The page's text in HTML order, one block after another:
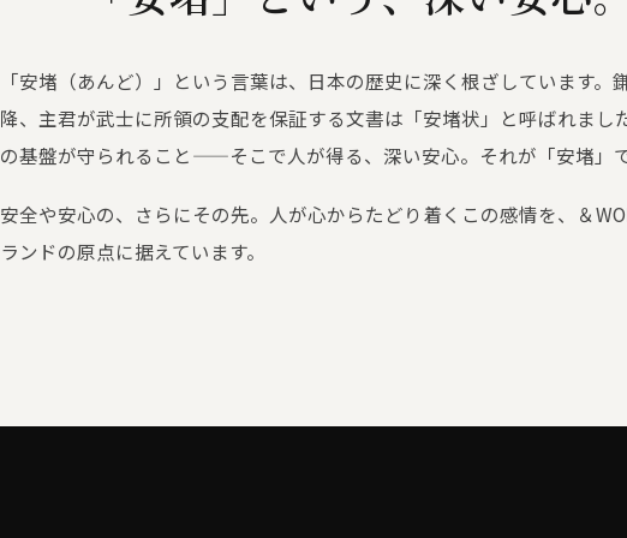
「安堵（あんど）」という言葉は、日本の歴史に深く根ざしています。
降、主君が武士に所領の支配を保証する文書は「安堵状」と呼ばれまし
の基盤が守られること——そこで人が得る、深い安心。それが「安堵」で
安全や安心の、さらにその先。人が心からたどり着くこの感情を、＆
ランドの原点に据えています。